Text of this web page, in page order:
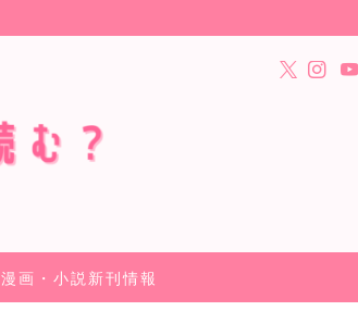
漫画・小説新刊情報